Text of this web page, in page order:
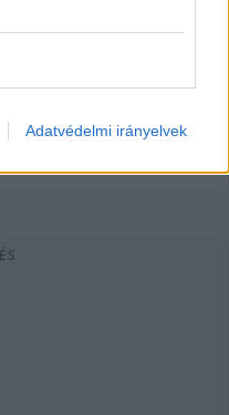
Adatvédelmi irányelvek
képviselő a
az Európai Csalás
indít egy még